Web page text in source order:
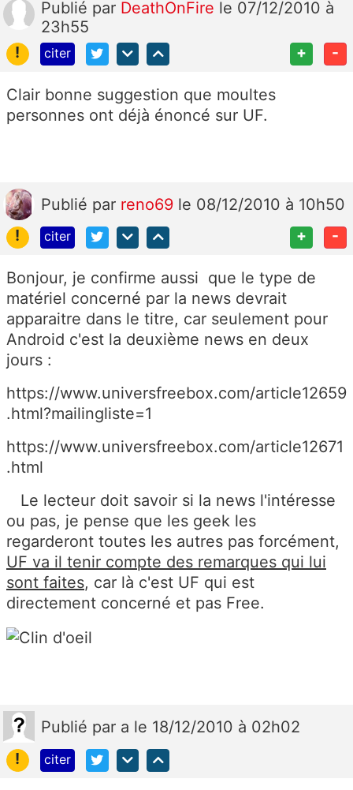
Publié par DeathOnFire le 07/12/2010 à
23h55
!
citer + -
Clair bonne suggestion que moultes
personnes ont déjà énoncé sur UF.
Publié par reno69 le 08/12/2010 à 10h50
!
citer + -
Bonjour, je confirme aussi que le type de
matériel concerné par la news devrait
apparaitre dans le titre, car seulement pour
Android c'est la deuxième news en deux
jours :
https://www.universfreebox.com/article12659
.html?mailingliste=1
https://www.universfreebox.com/article12671
.html
Le lecteur doit savoir si la news l'intéresse
ou pas, je pense que les geek les
regarderont toutes les autres pas forcément,
UF va il tenir compte des remarques qui lui
sont faites, car là c'est UF qui est
directement concerné et pas Free.
Publié par a le 18/12/2010 à 02h02
!
citer